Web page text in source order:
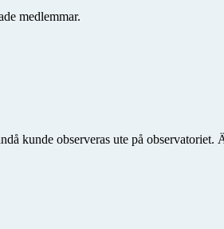
medlemmar.
kunde observeras ute på observatoriet.